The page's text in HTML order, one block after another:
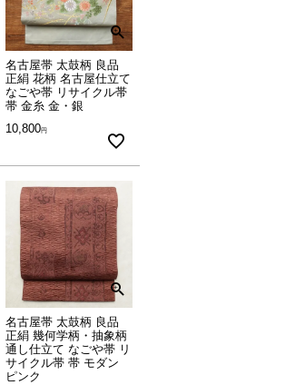
名古屋帯 太鼓柄 良品
正絹 花柄 名古屋仕立て
なごや帯 リサイクル帯
帯 金糸 金・銀
10,800
名古屋帯 太鼓柄 良品
正絹 幾何学柄・抽象柄
通し仕立て なごや帯 リ
サイクル帯 帯 モダン
ピンク